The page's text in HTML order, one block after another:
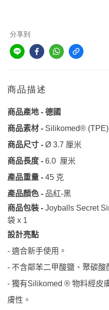
分享到
商品描述
商品產地 - 德國
商品素材 - Silikomed® (TPE)
商品尺寸 - Ø 3.7 厘米
商品長度 - 6.0 厘米
產品重量 - 45 克
產品顏色 - 品紅-黑
商品包裝 - Joyballs Secret
袋 x 1
設計亮點
- 適合新手使用。
- 不含鄰苯二甲酸鹽、聚碳酸
- 獨有Silikomed ® 物料經皮
膚性。